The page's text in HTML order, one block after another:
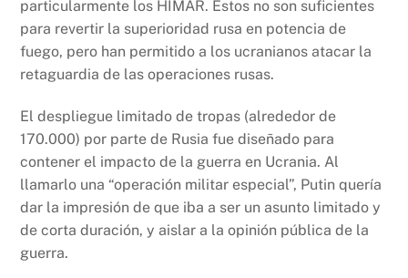
particularmente los HIMAR. Estos no son suficientes
para revertir la superioridad rusa en potencia de
fuego, pero han permitido a los ucranianos atacar la
retaguardia de las operaciones rusas.
El despliegue limitado de tropas (alrededor de
170.000) por parte de Rusia fue diseñado para
contener el impacto de la guerra en Ucrania. Al
llamarlo una “operación militar especial”, Putin quería
dar la impresión de que iba a ser un asunto limitado y
de corta duración, y aislar a la opinión pública de la
guerra.